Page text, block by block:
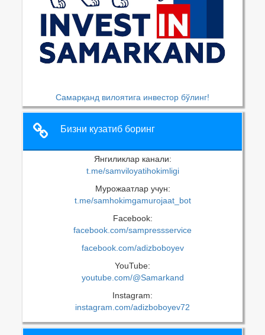
Самарқанд вилоятига инвестор бўлинг!
Бизни кузатиб боринг
Янгиликлар канали:
t.me/samviloyatihokimligi
Мурожаатлар учун:
t.me/samhokimgamurojaat_bot
Facebook:
facebook.com/sampressservice
facebook.com/adizboboyev
YouTube:
youtube.com/@Samarkand
Instagram:
instagram.com/adizboboyev72